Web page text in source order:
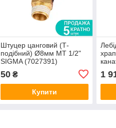
Штуцер цанговий (Т-
подібний) Ø8мм МТ 1/2"
SIGMA (7027391)
50₴
Купити
1